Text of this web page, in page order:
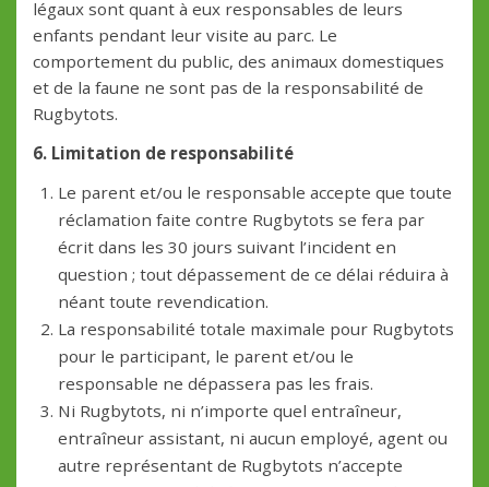
légaux sont quant à eux responsables de leurs
enfants pendant leur visite au parc. Le
comportement du public, des animaux domestiques
et de la faune ne sont pas de la responsabilité de
Rugbytots.
6. Limitation de responsabilité
Le parent et/ou le responsable accepte que toute
réclamation faite contre Rugbytots se fera par
écrit dans les 30 jours suivant l’incident en
question ; tout dépassement de ce délai réduira à
néant toute revendication.
La responsabilité totale maximale pour Rugbytots
pour le participant, le parent et/ou le
responsable ne dépassera pas les frais.
Ni Rugbytots, ni n’importe quel entraîneur,
entraîneur assistant, ni aucun employé, agent ou
autre représentant de Rugbytots n’accepte